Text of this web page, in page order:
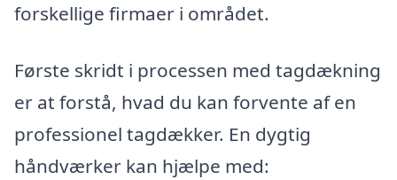
forskellige firmaer i området.
Første skridt i processen med tagdækning
er at forstå, hvad du kan forvente af en
professionel tagdækker. En dygtig
håndværker kan hjælpe med: